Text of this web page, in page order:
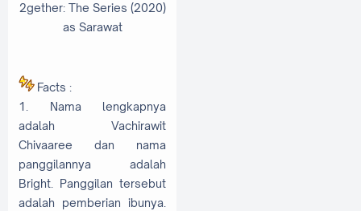
2gether: The Series (2020)
as Sarawat
Facts :
1. Nama lengkapnya
adalah Vachirawit
Chivaaree dan nama
panggilannya adalah
Bright. Panggilan tersebut
adalah pemberian ibunya.